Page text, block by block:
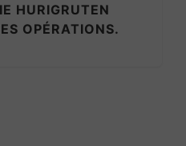
HURIGRUTEN
OPÉRATIONS.